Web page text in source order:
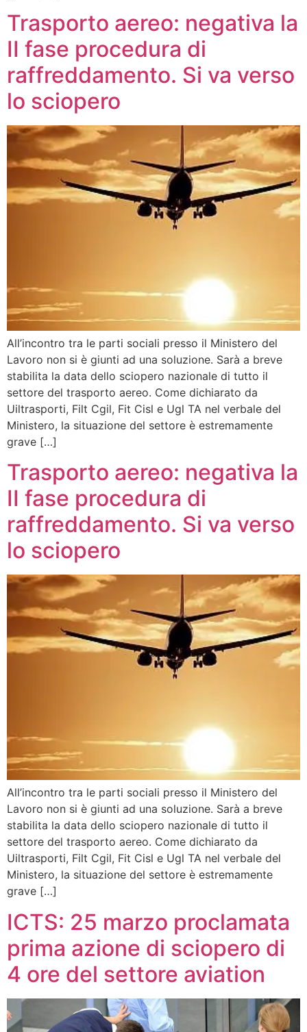
Trasporto aereo: negativa la
II fase procedura di
raffreddamento. Si va verso
lo sciopero
All’incontro tra le parti sociali presso il Ministero del
Lavoro non si è giunti ad una soluzione. Sarà a breve
stabilita la data dello sciopero nazionale di tutto il
settore del trasporto aereo. Come dichiarato da
Uiltrasporti, Filt Cgil, Fit Cisl e Ugl TA nel verbale del
Ministero, la situazione del settore è estremamente
grave […]
Trasporto aereo: negativa la
II fase procedura di
raffreddamento. Si va verso
lo sciopero
All’incontro tra le parti sociali presso il Ministero del
Lavoro non si è giunti ad una soluzione. Sarà a breve
stabilita la data dello sciopero nazionale di tutto il
settore del trasporto aereo. Come dichiarato da
Uiltrasporti, Filt Cgil, Fit Cisl e Ugl TA nel verbale del
Ministero, la situazione del settore è estremamente
grave […]
ICTS: 25 marzo proclamata
prima azione di sciopero di
4 ore del settore aviation